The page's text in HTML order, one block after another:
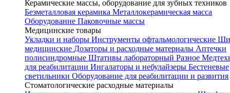
Керамические массы, оборудование для зубных техников
Безметалловая керамика Металлокерамическая масса
Оборудование Паковочные массы
Медицинские товары
Укладки и наборы Инструменты офтальмологические
медицинские Дозаторы и расходные материалы Аптечки
полисиндромные Штативы лабораторный Разное
для реабилитации Ингалаторы и небулайзеры Бестеневые
светильники Оборудование для реабилитации и развития
Стоматологические расходные материалы